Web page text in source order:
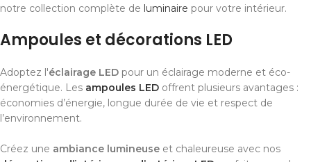
notre collection complète de luminaire pour votre intérieur.
Ampoules et décorations LED
Adoptez l'éclairage LED pour un éclairage moderne et éco-
énergétique. Les ampoules LED offrent plusieurs avantages :
économies d’énergie, longue durée de vie et respect de
l’environnement.
Créez une ambiance lumineuse et chaleureuse avec nos